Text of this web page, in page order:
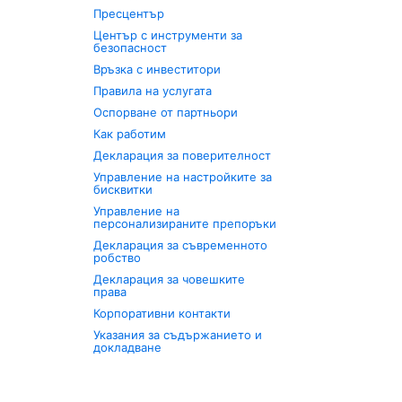
Пресцентър
Център с инструменти за
безопасност
Връзка с инвеститори
Правила на услугата
Оспорване от партньори
Как работим
Декларация за поверителност
Управление на настройките за
бисквитки
Управление на
персонализираните препоръки
Декларация за съвременното
робство
Декларация за човешките
права
Корпоративни контакти
Указания за съдържанието и
докладване